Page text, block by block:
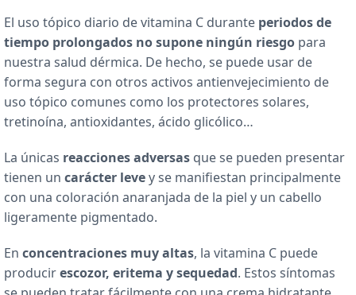
El uso tópico diario de vitamina C durante periodos de
tiempo prolongados no supone ningún riesgo para
nuestra salud dérmica. De hecho, se puede usar de
forma segura con otros activos antienvejecimiento de
uso tópico comunes como los protectores solares,
tretinoína, antioxidantes, ácido glicólico…
La únicas reacciones adversas que se pueden presentar
tienen un carácter levey se manifiestan principalmente
con una coloración anaranjada de la piel y un cabello
ligeramente pigmentado.
En concentraciones muy altas, la vitamina C puede
producirescozor, eritema y sequedad. Estos síntomas